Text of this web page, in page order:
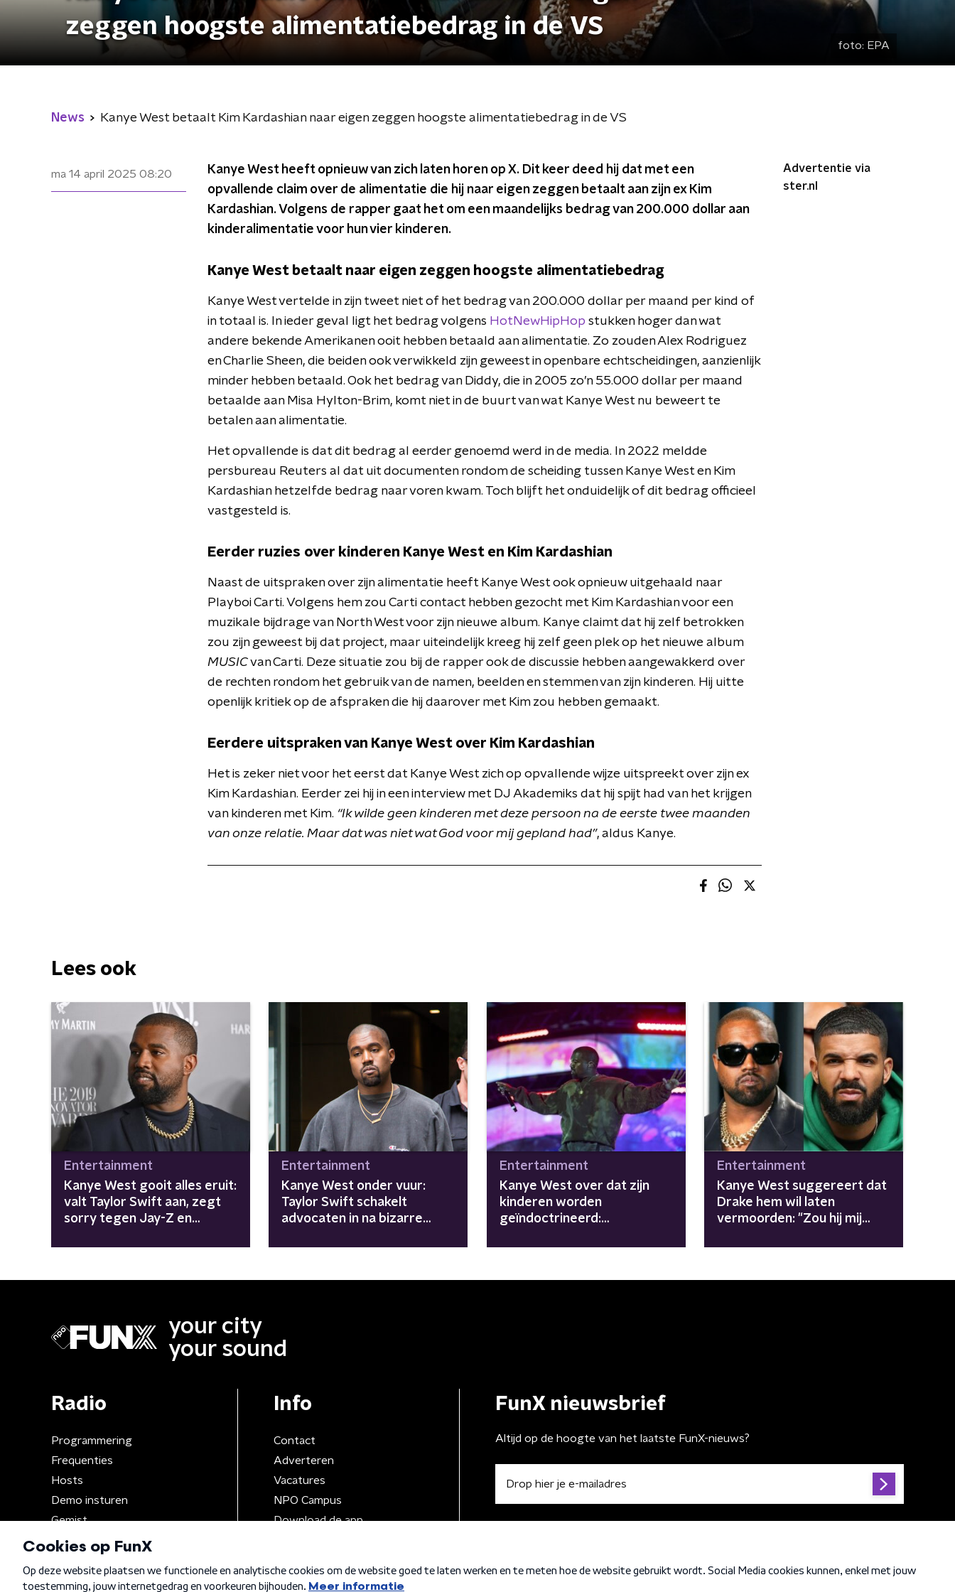
zeggen hoogste alimentatiebedrag in de VS
foto: EPA
News Kanye West betaalt Kim Kardashian naar eigen zeggen hoogste alimentatiebedrag in de VS
ma 14 april 2025 08:20
Kanye West heeft opnieuw van zich laten horen op X. Dit keer deed hij dat met een
opvallende claim over de alimentatie die hij naar eigen zeggen betaalt aan zijn ex Kim
Kardashian. Volgens de rapper gaat het om een maandelijks bedrag van 200.000 dollar aan
kinderalimentatie voor hun vier kinderen.
Kanye West betaalt naar eigen zeggen hoogste alimentatiebedrag
Kanye West vertelde in zijn tweet niet of het bedrag van 200.000 dollar per maand per kind of
in totaal is. In ieder geval ligt het bedrag volgens HotNewHipHop stukken hoger dan wat
andere bekende Amerikanen ooit hebben betaald aan alimentatie. Zo zouden Alex Rodriguez
en Charlie Sheen, die beiden ook verwikkeld zijn geweest in openbare echtscheidingen, aanzienlijk
minder hebben betaald. Ook het bedrag van Diddy, die in 2005 zo’n 55.000 dollar per maand
betaalde aan Misa Hylton-Brim, komt niet in de buurt van wat Kanye West nu beweert te
betalen aan alimentatie.
Het opvallende is dat dit bedrag al eerder genoemd werd in de media. In 2022 meldde
persbureau Reuters al dat uit documenten rondom de scheiding tussen Kanye West en Kim
Kardashian hetzelfde bedrag naar voren kwam. Toch blijft het onduidelijk of dit bedrag officieel
vastgesteld is.
Eerder ruzies over kinderen Kanye West en Kim Kardashian
Naast de uitspraken over zijn alimentatie heeft Kanye West ook opnieuw uitgehaald naar
Playboi Carti. Volgens hem zou Carti contact hebben gezocht met Kim Kardashian voor een
muzikale bijdrage van North West voor zijn nieuwe album. Kanye claimt dat hij zelf betrokken
zou zijn geweest bij dat project, maar uiteindelijk kreeg hij zelf geen plek op het nieuwe album
MUSICvan Carti. Deze situatie zou bij de rapper ook de discussie hebben aangewakkerd over
de rechten rondom het gebruik van de namen, beelden en stemmen van zijn kinderen. Hij uitte
openlijk kritiek op de afspraken die hij daarover met Kim zou hebben gemaakt.
Eerdere uitspraken van Kanye West over Kim Kardashian
Het is zeker niet voor het eerst dat Kanye West zich op opvallende wijze uitspreekt over zijn ex
Kim Kardashian. Eerder zei hij in een interview met DJ Akademiks dat hij spijt had van het krijgen
van kinderen met Kim. “Ik wilde geen kinderen met deze persoon na de eerste twee maanden
van onze relatie. Maar dat was niet wat God voor mij gepland had”, aldus Kanye.
Advertentie via
ster.nl
Lees ook
Entertainment
Kanye West gooit alles eruit:
valt Taylor Swift aan, zegt
sorry tegen Jay-Z en
Entertainment
Kanye West onder vuur:
Taylor Swift schakelt
advocaten in na bizarre
Entertainment
Kanye West over dat zijn
kinderen worden
geïndoctrineerd:
de gevangenis"
Entertainment
Kanye West suggereert dat
Drake hem wil laten
vermoorden: "Zou hij mij
your city
your sound
Radio
Programmering
Frequenties
Hosts
Demo insturen
Gemist
Info
Contact
Adverteren
Vacatures
NPO Campus
Download de app
FunX nieuwsbrief
Altijd op de hoogte van het laatste FunX-nieuws?